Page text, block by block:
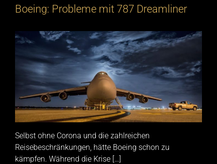
Boeing: Probleme mit 787 Dreamliner
Selbst ohne Corona und die zahlreichen
Reisebeschränkungen, hätte Boeing schon zu
kämpfen. Während die Krise […]